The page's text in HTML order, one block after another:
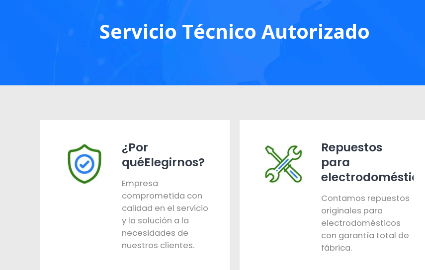
Servicio Técnico Autorizado
¿Por
quéElegirnos?
Empresa
comprometida con
calidad en el servicio
y la solución a la
necesidades de
nuestros clientes.
Repuestos
para
electrodomésticos
Contamos repuestos
originales para
electrodomésticos
con garantía total de
fábrica.